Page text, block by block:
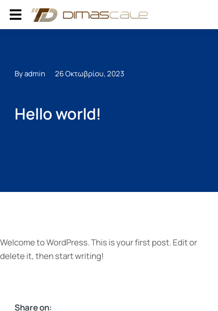
By admin 26 Οκτωβρίου, 2023
Hello world!
Welcome to WordPress. This is your first post. Edit or
delete it, then start writing!
Share on: